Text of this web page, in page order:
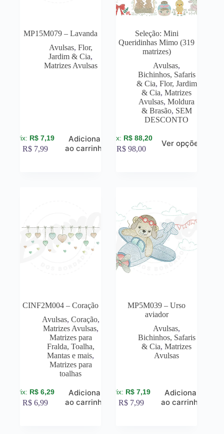
MP15M079 – Lavanda
Avulsas, Flor,
Jardim & Cia,
Matrizes Avulsas
R$ 7,19
R$ 7,99
Adicionar
ao carrinho
Seleção: Mini
Queridinhas Mimo (319
matrizes)
Avulsas,
Bichinhos, Safaris
& Cia, Flor, Jardim
& Cia,Matrizes
Avulsas,Moldura
& Brasão, SEM
DESCONTO
R$ 88,20
R$ 98,00
Ver opções
CINF2M004 – Coração
Avulsas, Coração,
Matrizes Avulsas,
Matrizes para
Fralda, Toalha,
Mantas e mais,
Matrizes para
toalhas
R$ 6,29
R$ 6,99
Adicionar
ao carrinho
MP5M039 – Urso
aviador
Avulsas,
Bichinhos, Safaris
& Cia,Matrizes
Avulsas
R$ 7,19
R$ 7,99
Adicionar
ao carrinho